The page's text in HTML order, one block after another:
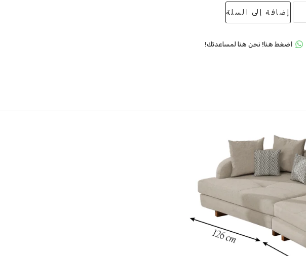
إضافة إلى السلة
اضغط هنا! نحن هنا لمساعدتك!